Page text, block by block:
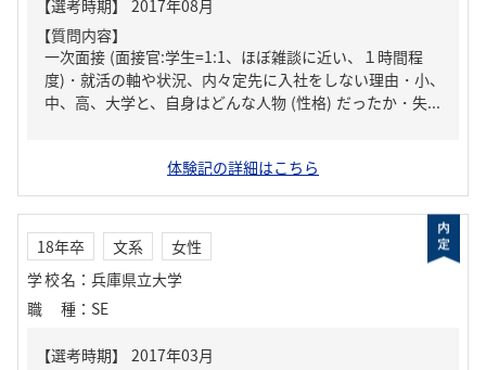
【質問内容】
一次面接 (面接官:学生=1:1、ほぼ雑談に近い、１時間程
度)・就活の軸や状況、内々定先に入社をしない理由・小、
中、高、大学と、自身はどんな人物 (性格) だったか・失...
体験記の詳細はこちら
18年卒 文系
女性
学校名 ： 兵庫県立大学
職種 ： SE